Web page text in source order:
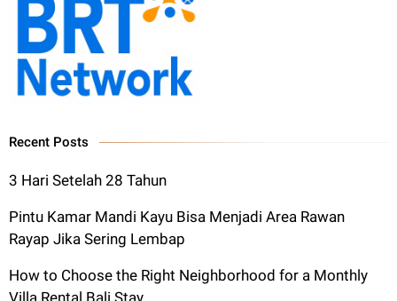
Recent Posts
3 Hari Setelah 28 Tahun
Pintu Kamar Mandi Kayu Bisa Menjadi Area Rawan
Rayap Jika Sering Lembap
How to Choose the Right Neighborhood for a Monthly